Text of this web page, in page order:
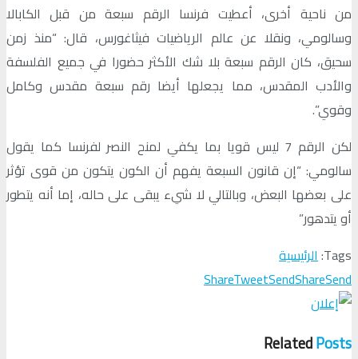
من ناحية أخرى، أعطيت فرنسا الرقم سبعة من قبل الكابالا
وسالومي، ونقلا عن عالم الرياضيات فيثاغورس، قال: “منذ زمن
سحيق، كان الرقم سبعة بلا شك الأكثر حضورا في جميع الفلسفة
والأدب المقدس، مما يجعلها أيضا رقم سبعة مقدس وكامل
وقوي”.
لكن الرقم 7 ليس قويا بما يكفي لمنح النصر لفرنسا كما يقول
سالومي: “إن قانون السبعة يفهم أن الكون يتكون من قوى تؤثر
على بعضها البعض، وبالتالي لا شيء يبقى على حاله، إما أنه يتطور
أو يتدهور”
Tags: الرئيسية
ShareTweetSendShareSend
RelatedPosts